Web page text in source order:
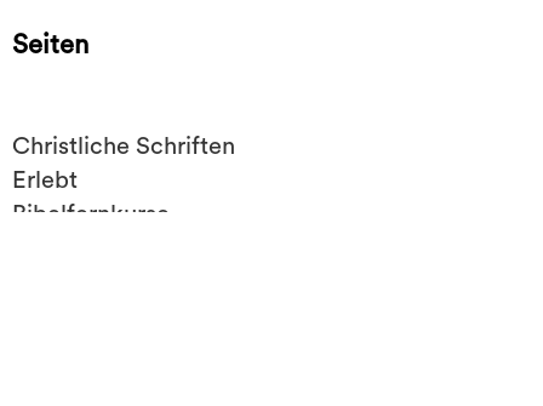
Seiten
Christliche Schriften
Erlebt
Bibelfernkurse